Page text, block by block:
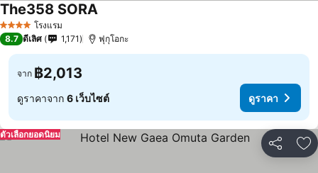
4 ดาว โรงแรม
The358 SORA
8.7 ดีเลิศ 1,171 ฟุกุโอกะ
จาก ฿2,013
ดูราคาจาก 6 เว็บไซต์ ดูราคา
แชร์ เ
ตัวเลือกยอดนิยม